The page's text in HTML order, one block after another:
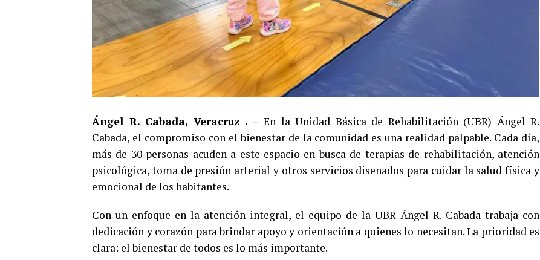
Ángel R. Cabada, Veracruz . – En la Unidad Básica de Rehabilitación (UBR) Ángel R.
Cabada, el compromiso con el bienestar de la comunidad es una realidad palpable. Cada día,
más de 30 personas acuden a este espacio en busca de terapias de rehabilitación, atención
psicológica, toma de presión arterial y otros servicios diseñados para cuidar la salud física y
emocional de los habitantes.
Con un enfoque en la atención integral, el equipo de la UBR Ángel R. Cabada trabaja con
dedicación y corazón para brindar apoyo y orientación a quienes lo necesitan. La prioridad es
clara: el bienestar de todos es lo más importante.